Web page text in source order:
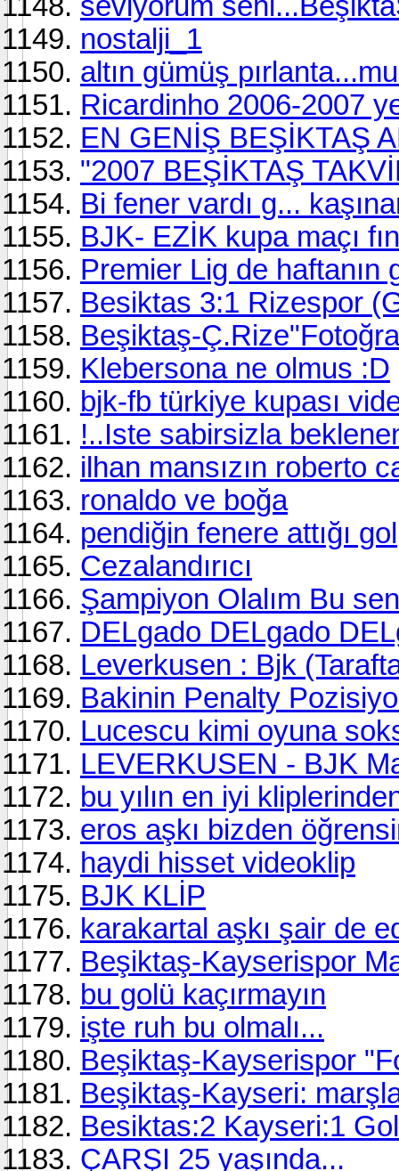
nostalji_1
altın gümüş
Ricardinho 2006-2007
EN GENİŞ BEŞİKTAŞ
"2007 BEŞİKTAŞ
Bi fener vardı g...
BJK- EZİK kupa maçı
Premier Lig de haftanın
Besiktas 3:1 Rizespor
Beşiktaş-
Klebersona ne olmus :D
bjk-fb türkiye kupası
!..Iste sabirsizla
ilhan mansızın roberto
ronaldo ve boğa
pendiğin fenere attığı gol
Cezalandırıcı
Şampiyon Olalım Bu
DELgado DELgado
Leverkusen : Bjk
Bakinin Penalty
Lucescu kimi oyuna
LEVERKUSEN - BJK
bu yılın en iyi
eros aşkı bizden
haydi hisset videoklip
BJK KLİP
karakartal aşkı şair de
Beşiktaş-Kayserispor
bu golü kaçırmayın
işte ruh bu olmalı...
Beşiktaş-Kayserispor
Beşiktaş-Kayseri:
Besiktas:2 Kayseri:1
ÇARŞI 25 yaşında...